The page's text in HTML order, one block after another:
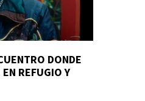
DONDE
REFUGIO Y